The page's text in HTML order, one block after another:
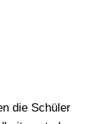
die Schüler